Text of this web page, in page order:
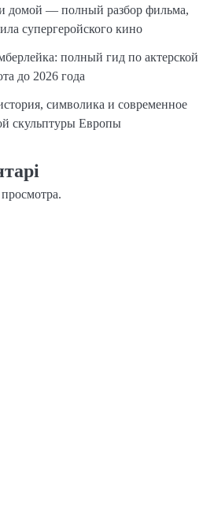
домой — полный разбор фильма,
супергеройского кино
полный гид по актерской
до 2026 года
символика и современное
скульптуры Европы